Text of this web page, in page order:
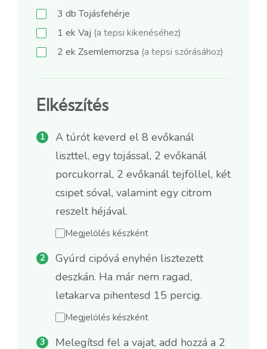
3 dbTojásfehérje
1 ek Vaj (a tepsi kikenéséhez)
2 ek Zsemlemorzsa (a tepsi szórásához)
Elkészítés
A túrót keverd el 8 evőkanál
liszttel, egy tojással, 2 evőkanál
porcukorral, 2 evőkanál tejföllel, két
csipet sóval, valamint egy citrom
reszelt héjával.
Megjelölés készként
Gyúrd cipóvá enyhén lisztezett
deszkán. Ha már nem ragad,
letakarva pihentesd 15 percig.
Megjelölés készként
Melegítsd fel a vajat, add hozzá a 2